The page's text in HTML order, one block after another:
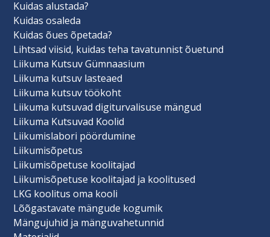
Kuidas alustada?
Kuidas osaleda
Kuidas õues õpetada?
Lihtsad viisid, kuidas teha tavatunnist õuetund
Liikuma Kutsuv Gümnaasium
Liikuma kutsuv lasteaed
Liikuma kutsuv töökoht
Liikuma kutsuvad digiturvalisuse mängud
Liikuma Kutsuvad Koolid
Liikumislabori pöördumine
Liikumisõpetus
Liikumisõpetuse koolitajad
Liikumisõpetuse koolitajad ja koolitused
LKG koolitus oma kooli
Lõõgastavate mängude kogumik
Mängujuhid ja mänguvahetunnid